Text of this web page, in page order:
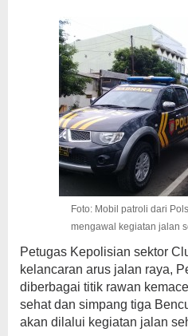
Foto: Mobil patroli dari
mengawal kegiatan jalan
Petugas Kepolisian sektor
kelancaran arus jalan raya,
diberbagai titik rawan
sehat dan simpang tiga
akan dilalui kegiatan jalan